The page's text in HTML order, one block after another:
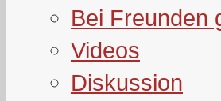
Bei Freunden
Videos
Diskussion